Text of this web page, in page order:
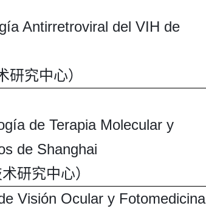
Antirretroviral del VIH de
研究中心）
de Terapia Molecular y
de Shanghai
研究中心）
Visión Ocular y Fotomedicina